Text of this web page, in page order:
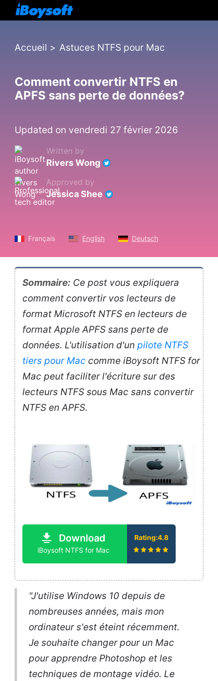
Accueil > Astuces NTFS pour Mac
Comment convertir NTFS en
APFS sans perte de données?
Updated on vendredi 27 février 2026
Written by
Rivers Wong
Approved by
Jessica Shee
Français English Deutsch
Sommaire: Ce post vous expliquera
comment convertir vos lecteurs de
format Microsoft NTFS en lecteurs de
format Apple APFS sans perte de
données. L'utilisation d'un pilote NTFS
tiers pour Mac comme iBoysoft NTFS for
Mac peut faciliter l'écriture sur des
lecteurs NTFS sous Mac sans convertir
NTFS en APFS.
Download
iBoysoft NTFS for Mac
Rating:4.8
"J'utilise Windows 10 depuis de
nombreuses années, mais mon
ordinateur s'est éteint récemment.
Je souhaite changer pour un Mac
pour apprendre Photoshop et les
techniques de montage vidéo. Le